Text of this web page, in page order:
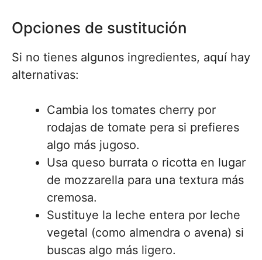
Opciones de sustitución
Si no tienes algunos ingredientes, aquí hay
alternativas:
Cambia los tomates cherry por
rodajas de tomate pera si prefieres
algo más jugoso.
Usa queso burrata o ricotta en lugar
de mozzarella para una textura más
cremosa.
Sustituye la leche entera por leche
vegetal (como almendra o avena) si
buscas algo más ligero.